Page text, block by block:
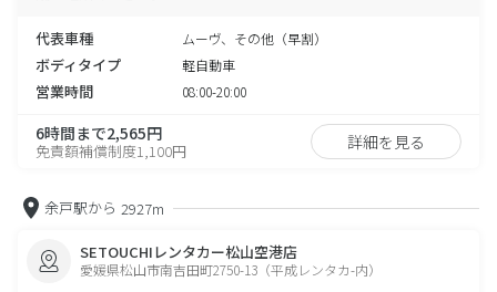
代表車種 ムーヴ、その他（早割）
ボディタイプ 軽自動車
営業時間 08:00-20:00
6時間まで2,565円
免責額補償制度1,100円 詳細を見る
余戸駅から 2927m
SETOUCHIレンタカー松山空港店
愛媛県松山市南吉田町2750-13（平成レンタカ-内）